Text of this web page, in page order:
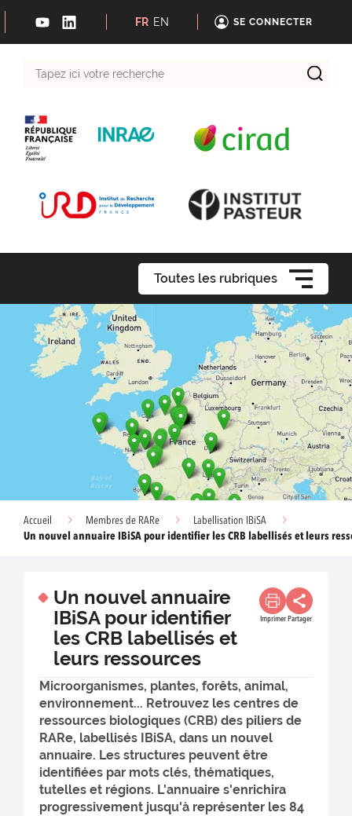
FR EN SE CONNECTER
Toutes les rubriques
Accueil Membres de RARe
Labellisation IBiSA
Un nouvel annuaire IBiSA pour identifier les CRB labellisés et leurs
Un nouvel annuaire
IBiSA pour identifier
les CRB labellisés et
leurs ressources
Imprimer Partager
Microorganismes, plantes, forêts, animal,
environnement... Retrouvez les centres de
ressources biologiques (CRB) des piliers de
RARe, labellisés IBiSA, dans un nouvel
annuaire. Les structures peuvent être
identifiées par mots clés, thématiques,
tutelles et régions. L'annuaire s'enrichira
progressivement jusqu'à représenter les 84